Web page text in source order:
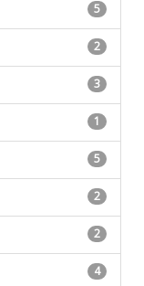
5
2
3
1
5
2
2
4